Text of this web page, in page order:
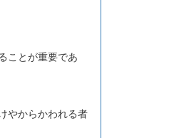
ことが重要であ
やからかわれる者